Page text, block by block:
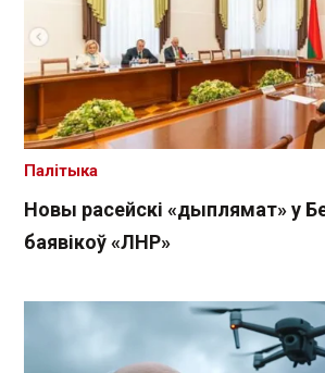
Новы расейскі «дыплямат» у
баявікоў «ЛНР»
Палітыка